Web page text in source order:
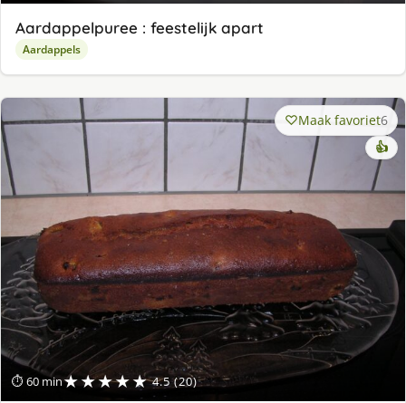
Aardappelpuree : feestelijk apart
Aardappels
⏱ 60 min★★★★★ 4.5 (20)
Maak favoriet6
👍